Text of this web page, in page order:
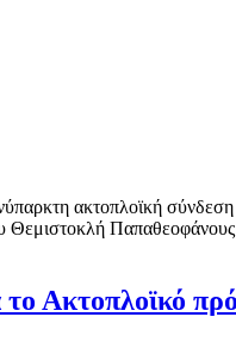
ακτοπλοϊκή
Θεμιστοκλή
το Ακτοπλοϊκό